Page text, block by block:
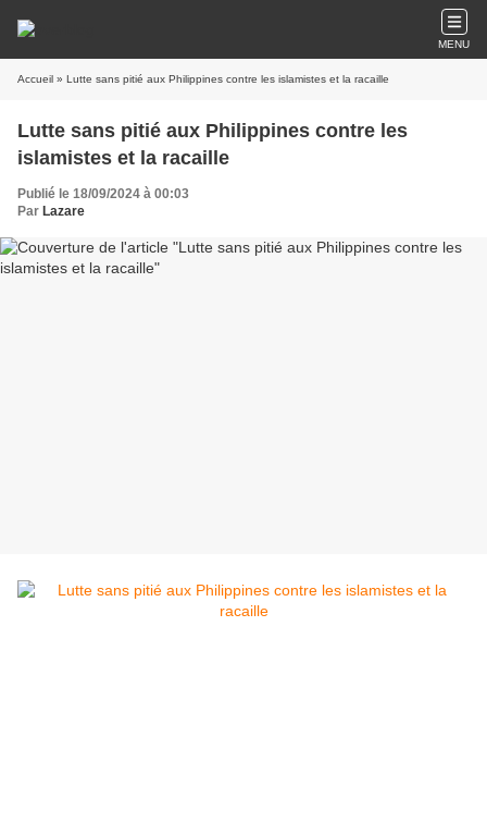
MENU
Accueil » Lutte sans pitié aux Philippines contre les islamistes et la racaille
Lutte sans pitié aux Philippines contre les
islamistes et la racaille
Publié le 18/09/2024 à 00:03
Par Lazare